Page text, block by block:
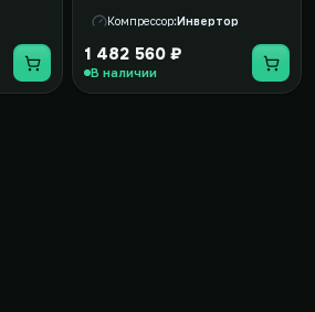
Компрессор Инвертор
1 482 560 ₽
В наличии